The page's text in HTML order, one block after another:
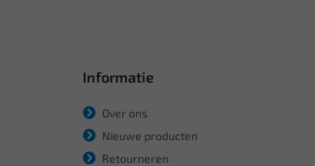
Informatie
Over ons
Nieuwe producten
Retourneren